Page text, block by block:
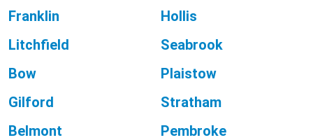
Franklin
Hollis
Litchfield
Seabrook
Bow
Plaistow
Gilford
Stratham
Belmont
Pembroke